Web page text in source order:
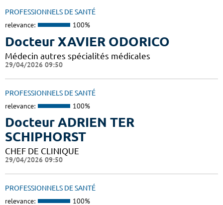
PROFESSIONNELS DE SANTÉ
relevance: 100%
Docteur XAVIER ODORICO
Médecin autres spécialités médicales
29/04/2026 09:50
PROFESSIONNELS DE SANTÉ
relevance: 100%
Docteur ADRIEN TER
SCHIPHORST
CHEF DE CLINIQUE
29/04/2026 09:50
PROFESSIONNELS DE SANTÉ
relevance: 100%